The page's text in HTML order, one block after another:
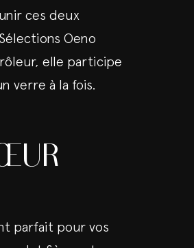
ces deux
Oeno
elle participe
verre à la fois.
parfait pour vos